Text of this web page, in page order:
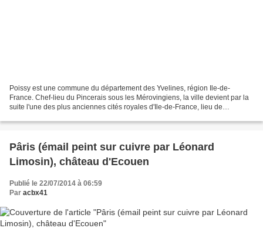
Poissy est une commune du département des Yvelines, région Ile-de-
France. Chef-lieu du Pincerais sous les Mérovingiens, la ville devient par la
suite l'une des plus anciennes cités royales d'Ile-de-France, lieu de
Pâris (émail peint sur cuivre par Léonard
Limosin), château d'Ecouen
Publié le 22/07/2014 à 06:59
Par acbx41